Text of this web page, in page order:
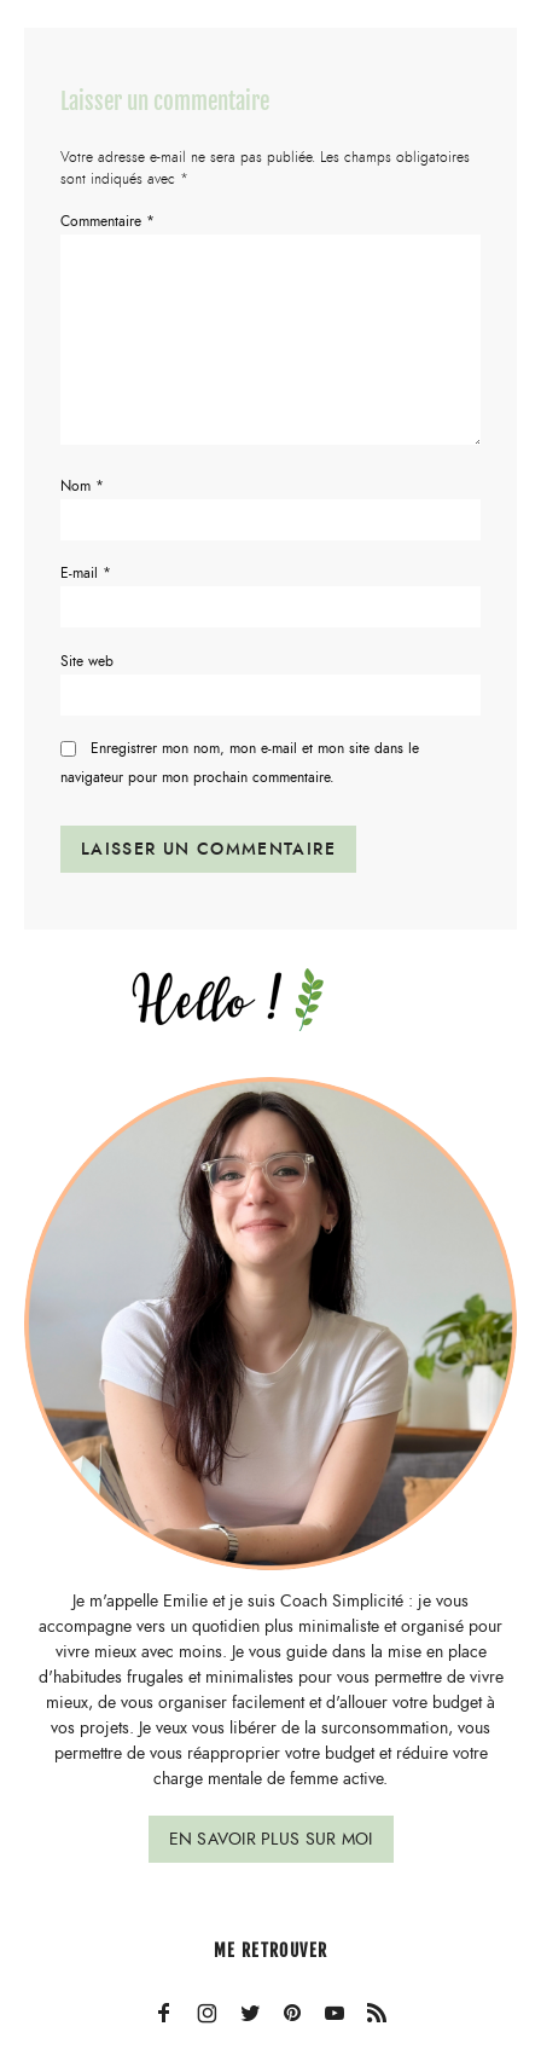
Laisser un commentaire
Votre adresse e-mail ne sera pas publiée. Les champs obligatoires
sont indiqués avec *
Commentaire *
Nom *
E-mail *
Site web
Enregistrer mon nom, mon e-mail et mon site dans le
navigateur pour mon prochain commentaire.
Je m'appelle Emilie et je suis Coach Simplicité : je vous
accompagne vers un quotidien plus minimaliste et organisé pour
vivre mieux avec moins. Je vous guide dans la mise en place
d'habitudes frugales et minimalistes pour vous permettre de vivre
mieux, de vous organiser facilement et d'allouer votre budget à
vos projets. Je veux vous libérer de la surconsommation, vous
permettre de vous réapproprier votre budget et réduire votre
charge mentale de femme active.
EN SAVOIR PLUS SUR MOI
ME RETROUVER